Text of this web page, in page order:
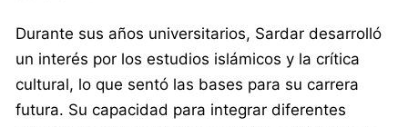
Durante sus años universitarios, Sardar desarrolló
un interés por los estudios islámicos y la crítica
cultural, lo que sentó las bases para su carrera
futura. Su capacidad para integrar diferentes